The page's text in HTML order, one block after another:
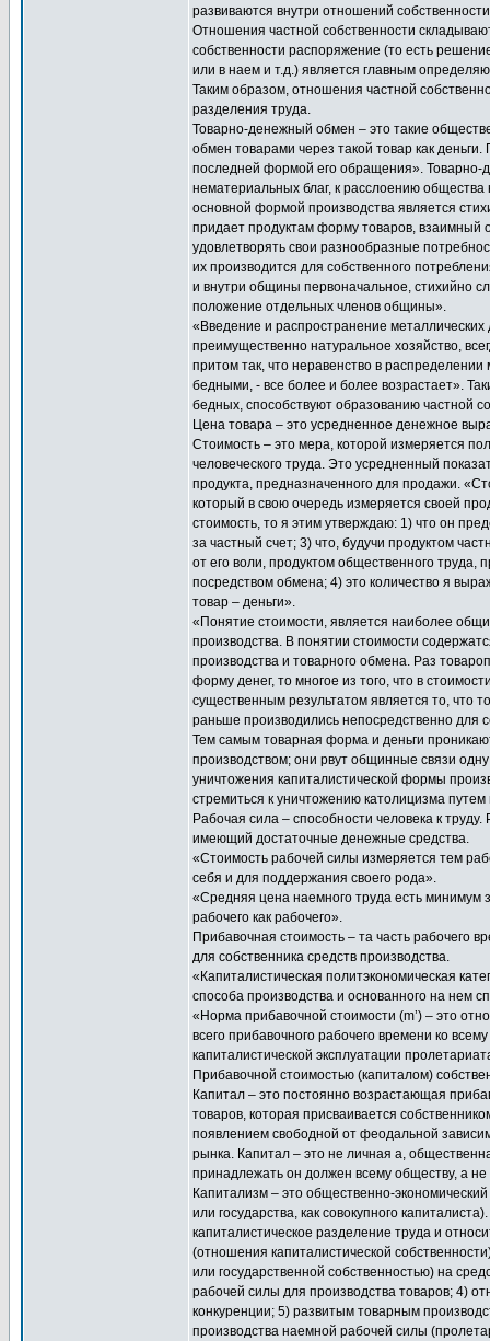
развиваются внутри отношений
Отношения частной собственности
собственности распоряжение (то есть
или в наем и т.д.) является главным
Таким образом, отношения частной
разделения труда.
Товарно-денежный обмен – это такие
обмен товарами через такой товар как
последней формой его обращения».
нематериальных благ, к расслоению
основной формой производства является
придает продуктам форму товаров, взаимный
удовлетворять свои разнообразные
их производится для собственного
и внутри общины первоначальное, стихийно
положение отдельных членов общины».
«Введение и распространение металлических
преимущественно натуральное хозяйство,
притом так, что неравенство в
бедными, - все более и более возрастает».
бедных, способствуют образованию частной
Цена товара – это усредненное денежное
Стоимость – это мера, которой измеряется
человеческого труда. Это усредненный
продукта, предназначенного для продажи.
который в свою очередь измеряется своей
стоимость, то я этим утверждаю: 1) что он
за частный счет; 3) что, будучи продуктом
от его воли, продуктом общественного труда,
посредством обмена; 4) это количество я
товар – деньги».
«Понятие стоимости, является наиболее
производства. В понятии стоимости
производства и товарного обмена. Раз
форму денег, то многое из того, что в
существенным результатом является то,
раньше производились непосредственно для
Тем самым товарная форма и деньги
производством; они рвут общинные связи
уничтожения капиталистической формы
стремиться к уничтожению католицизма
Рабочая сила – способности человека к
имеющий достаточные денежные средства.
«Стоимость рабочей силы измеряется тем
себя и для поддержания своего рода».
«Средняя цена наемного труда есть минимум
рабочего как рабочего».
Прибавочная стоимость – та часть рабочего
для собственника средств производства.
«Капиталистическая политэкономическая
способа производства и основанного на нем
«Норма прибавочной стоимости (m’) – это
всего прибавочного рабочего времени ко
капиталистической эксплуатации
Прибавочной стоимостью (капиталом)
Капитал – это постоянно возрастающая
товаров, которая присваивается
появлением свободной от феодальной
рынка. Капитал – это не личная а,
принадлежать он должен всему обществу, а не
Капитализм – это общественно-
или государства, как совокупного
капиталистическое разделение труда и
(отношения капиталистической
или государственной собственностью) на
рабочей силы для производства товаров; 4)
конкуренции; 5) развитым товарным
производства наемной рабочей силы